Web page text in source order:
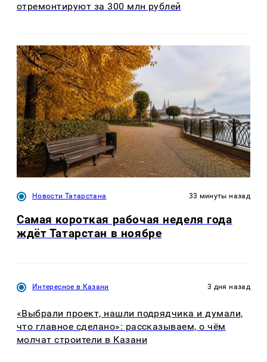
отремонтируют за 300 млн рублей
Новости Татарстана 33 минуты назад
Самая короткая рабочая неделя года
ждёт Татарстан в ноябре
Интересное в Казани 3 дня назад
«Выбрали проект, нашли подрядчика и думали,
что главное сделано»: рассказываем, о чём
молчат строители в Казани